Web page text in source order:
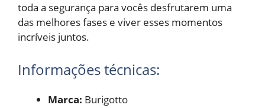
toda a segurança para vocês desfrutarem uma
das melhores fases e viver esses momentos
incríveis juntos.
Informações técnicas:
Marca: Burigotto